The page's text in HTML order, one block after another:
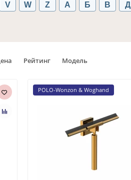
V W Z А Б В Д
Рейтинг Модель
POLO-Wonzon & Woghand